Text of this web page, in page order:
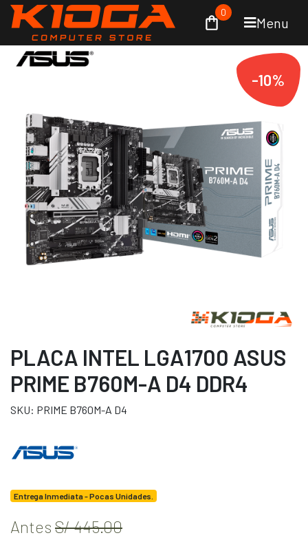
Menu
0
-10%
PLACA INTEL LGA1700 ASUS
PRIME B760M-A D4 DDR4
SKU: PRIME B760M-A D4
Entrega Inmediata - Pocas Unidades.
Antes S/ 445.00